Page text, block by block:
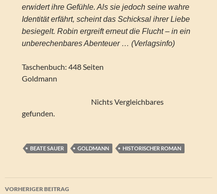
erwidert ihre Gefühle. Als sie jedoch seine wahre
Identität erfährt, scheint das Schicksal ihrer Liebe
besiegelt. Robin ergreift erneut die Flucht – in ein
unberechenbares Abenteuer … (Verlagsinfo)
Taschenbuch: 448 Seiten
Goldmann
Nichts Vergleichbares
gefunden.
BEATE SAUER GOLDMANN HISTORISCHER ROMAN
Beitragsnavigation
VORHERIGER BEITRAG